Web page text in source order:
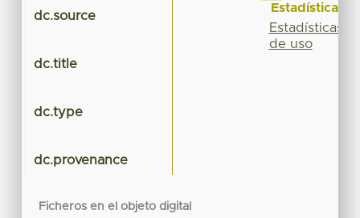
dc.source
dc.title
dc.type
dc.provenance
Ficheros en el objeto digital
Estadísticas
Estadísticas
de uso